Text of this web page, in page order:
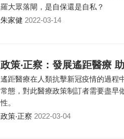
羅大眾落閘，是自保還是自私？
朱家健 2022-03-14
政策‧正察：發展遙距醫療
遙距醫療在人類抗擊新冠疫情的過程
常態，對此醫療政策制訂者需要盡早
性。
政策‧正察 2022-03-04